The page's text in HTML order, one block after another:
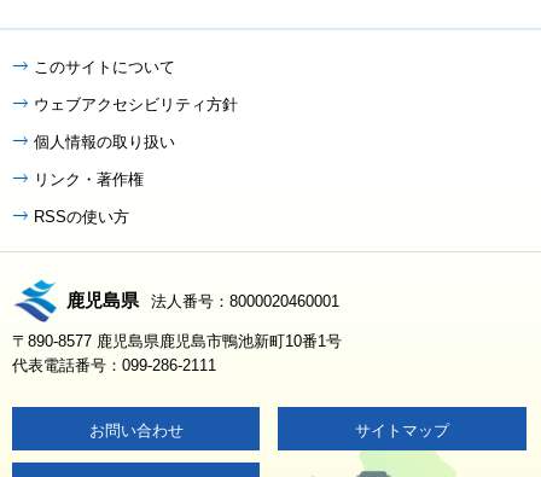
このサイトについて
ウェブアクセシビリティ方針
個人情報の取り扱い
リンク・著作権
RSSの使い方
鹿児島県 法人番号：8000020460001
〒890-8577 鹿児島県鹿児島市鴨池新町10番1号
代表電話番号：099-286-2111
お問い合わせ サイトマップ